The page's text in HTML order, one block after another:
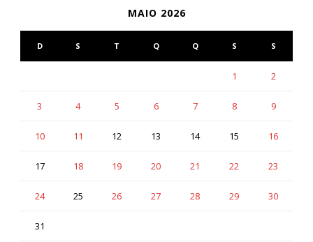
MAIO 2026
D S T Q Q S S
1 2
3 4 5 6 7 8 9
10 11 12 13 14 15 16
17 18 19 20 21 22 23
24 25 26 27 28 29 30
31